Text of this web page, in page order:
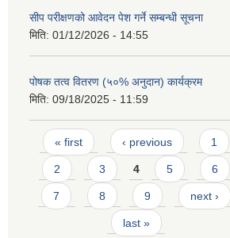
सीप परीक्षणको आवेदन पेश गर्ने सम्बन्धी सूचना
मिति: 01/12/2026 - 14:55
पोषक तत्व वितरण (५०% अनुदान) कार्यक्रम
मिति: 09/18/2025 - 11:59
Pages
« first ‹ previous 1
2 3 4 5 6
7 8 9 next ›
last »